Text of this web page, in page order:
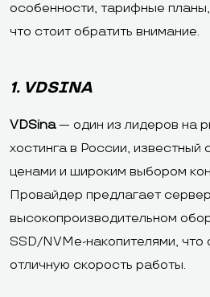
особенности, тарифные
что стоит обратить внимание.
1. VDSINA
VDSina— один из лидеров на
хостинга в России, известный
ценами и широким выбором
Провайдер предлагает
высокопроизводительном
SSD/NVMe-накопителями, что
отличную скорость работы.